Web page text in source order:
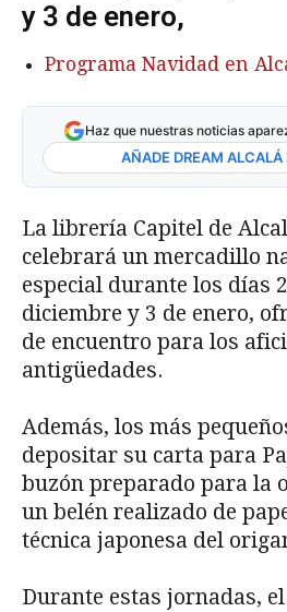
y 3 de enero,
Programa Navidad en
Haz que nuestras noticias
AÑADE DREAM ALCALÁ
La librería Capitel de
celebrará un mercadillo
especial durante los días
diciembre y 3 de enero,
de encuentro para los
antigüedades.
Además, los más
depositar su carta para
buzón preparado para la
un belén realizado de
técnica japonesa del
Durante estas jornadas,